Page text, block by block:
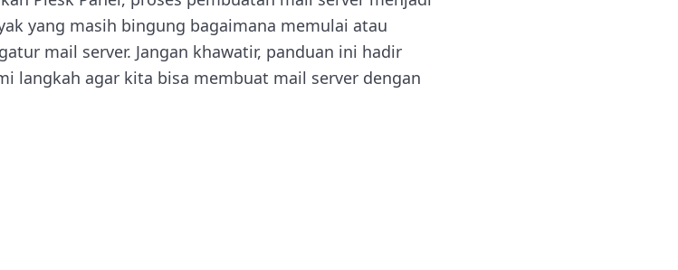
yang masih bingung bagaimana memulai atau
mail server. Jangan khawatir, panduan ini hadir
langkah agar kita bisa membuat mail server dengan